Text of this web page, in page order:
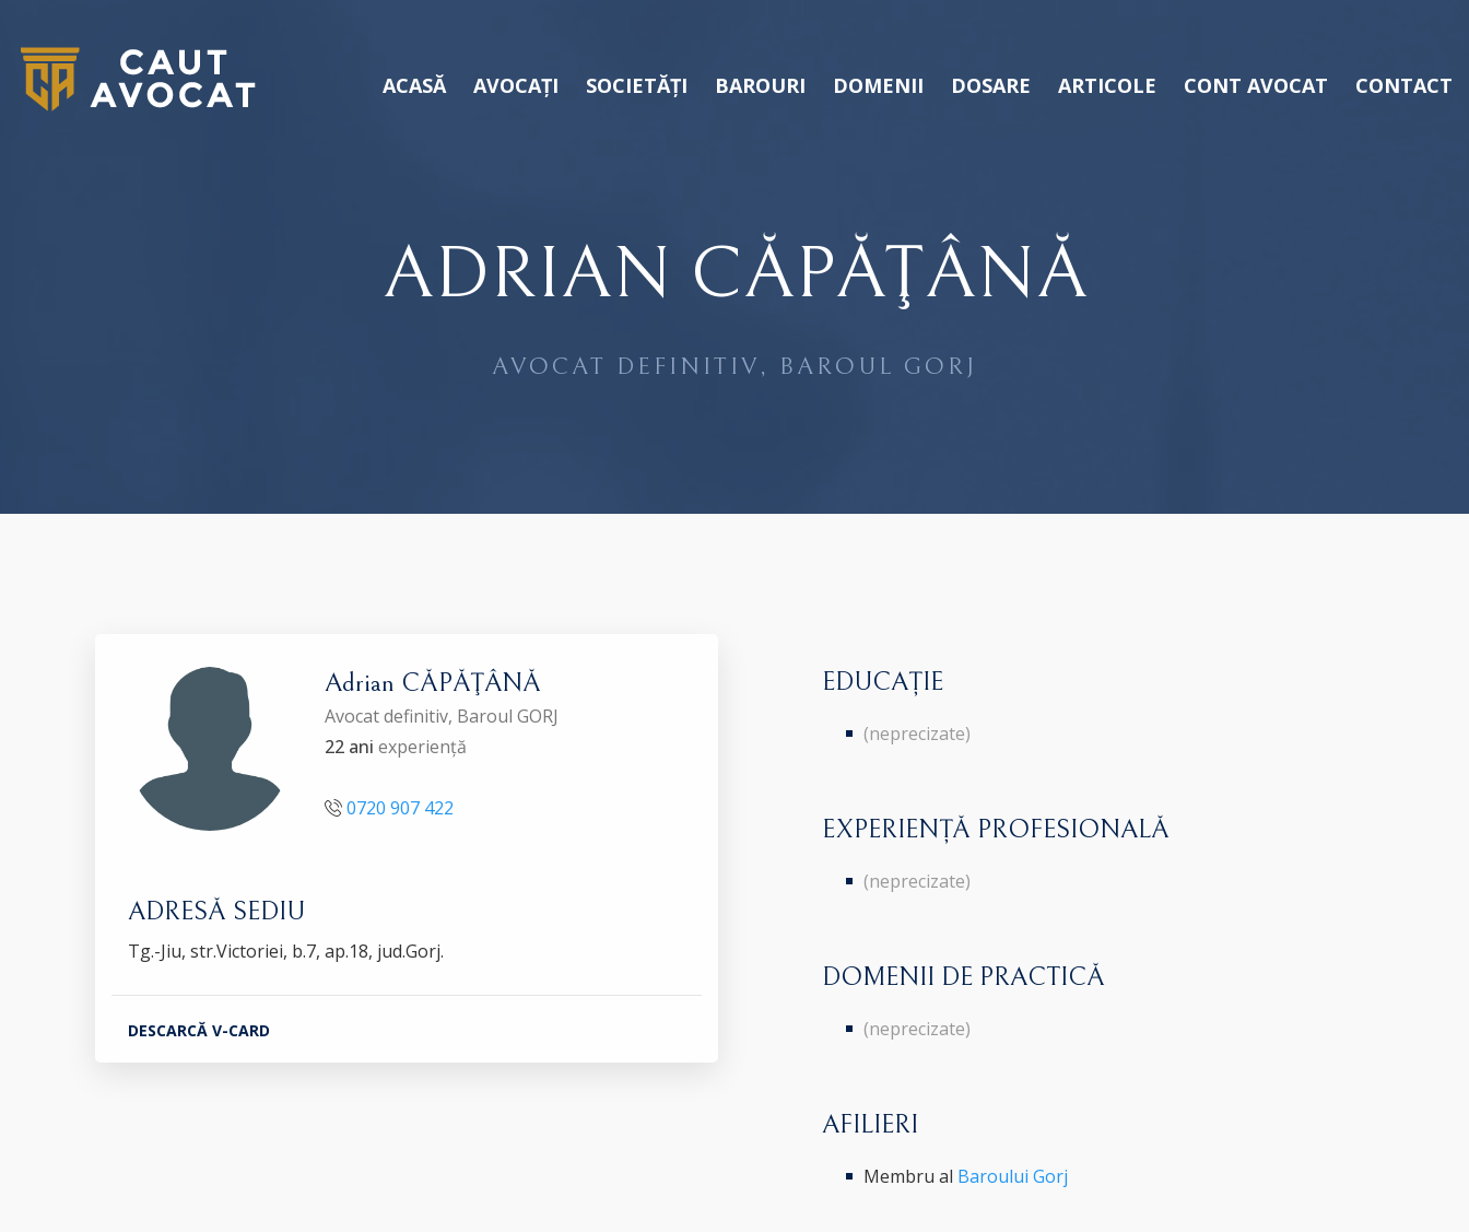
ACASĂ AVOCAȚI SOCIETĂȚI BAROURI DOMENII DOSARE ARTICOLE CONT AVOCAT CONTACT
ADRIAN CĂPĂŢÂNĂ
AVOCAT DEFINITIV, BAROUL GORJ
Adrian CĂPĂŢÂNĂ
Avocat definitiv, Baroul GORJ
22 ani experiență
0720 907 422
ADRESĂ SEDIU
Tg.-Jiu, str.Victoriei, b.7, ap.18, jud.Gorj.
DESCARCĂ V-CARD
EDUCAȚIE
(neprecizate)
EXPERIENȚĂ PROFESIONALĂ
(neprecizate)
DOMENII DE PRACTICĂ
(neprecizate)
AFILIERI
Membru al Baroului Gorj